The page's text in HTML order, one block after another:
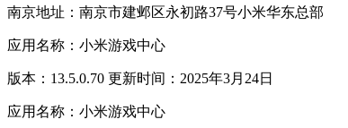
南京地址：南京市建邺区永初路37号小米华东总部
应用名称：小米游戏中心
版本：13.5.0.70 更新时间：2025年3月24日
应用名称：小米游戏中心